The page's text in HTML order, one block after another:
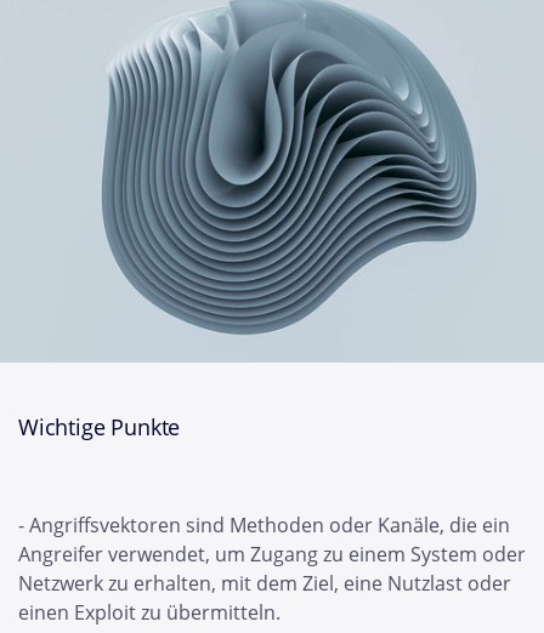
Wichtige Punkte
- Angriffsvektoren sind Methoden oder Kanäle, die ein
Angreifer verwendet, um Zugang zu einem System oder
Netzwerk zu erhalten, mit dem Ziel, eine Nutzlast oder
einen Exploit zu übermitteln.